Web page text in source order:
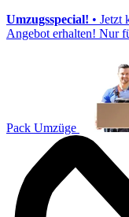
Umzugsspecial! • Jetzt
Angebot erhalten! Nur
Pack Umzüge